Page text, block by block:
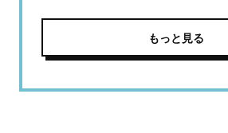
もっと見る